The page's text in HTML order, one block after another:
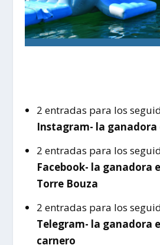
2 entradas para los
Instagram- la ganadora
2 entradas para los
Facebook- la ganadora
Torre Bouza
2 entradas para los
Telegram- la ganadora
carnero